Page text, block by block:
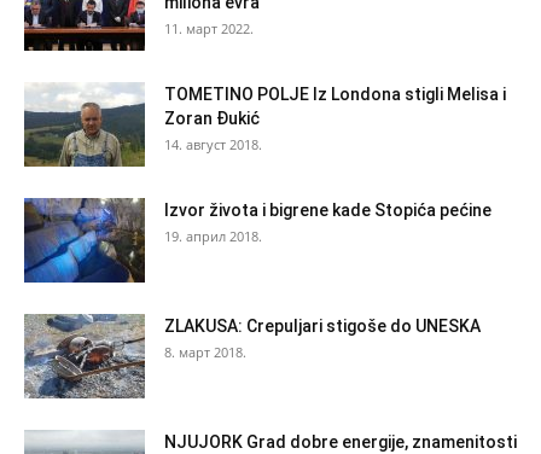
11. март 2022.
TOMETINO POLJE Iz Londona stigli Melisa i
Zoran Đukić
14. август 2018.
Izvor života i bigrene kade Stopića pećine
19. април 2018.
ZLAKUSA: Crepuljari stigoše do UNESKA
8. март 2018.
NJUJORK Grad dobre energije, znamenitosti